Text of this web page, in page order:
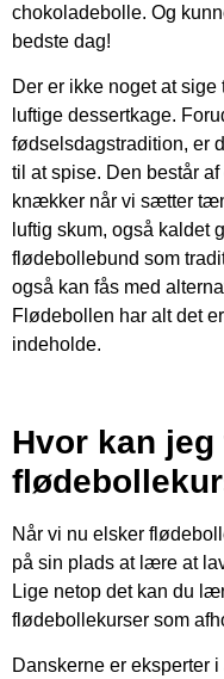
chokoladebolle. Og
bedste dag!
Der er ikke noget at
luftige dessertkage.
fødselsdagstradition, er
til at spise. Den består
knækker når vi sætter
luftig skum, også kaldet
flødebollebund som
også kan fås med
Flødebollen har alt det
indeholde.
Hvor kan jeg
Når vi nu elsker
på sin plads at lære at
Lige netop det kan du
flødebollekurser som
Danskerne er eksperter